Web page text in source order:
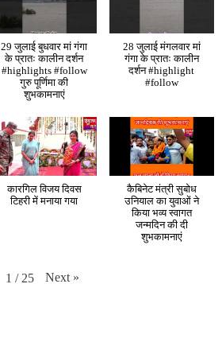
29 जुलाई बुधवार मां गंगा
के प्रातः कालीन दर्शन
#highlights #follow
गुरु पूर्णिमा की
शुभकामनाएं
28 जुलाई मंगलवार मां
गंगा के प्रातः कालीन
दर्शन #highlight
#follow
कारगिल विजय दिवस
टिहरी में मनाया गया
कैबिनेट मंत्री सुबोध
उनियाल का युवाओं ने
किया भव्य स्वागत
जन्मदिन की दी
शुभकामनाएं
1 / 25 Next »